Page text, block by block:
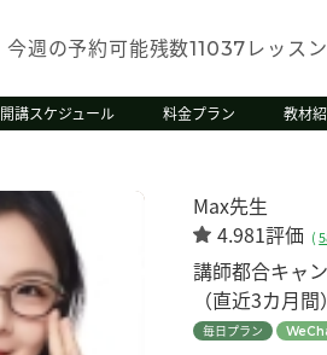
今週の予約可能残数11037 レッスン
開講スケジュール 料金プラン 教材
Max先生
4.981評価 (
講師都合キャ
（直近3カ月間）
毎日プラン